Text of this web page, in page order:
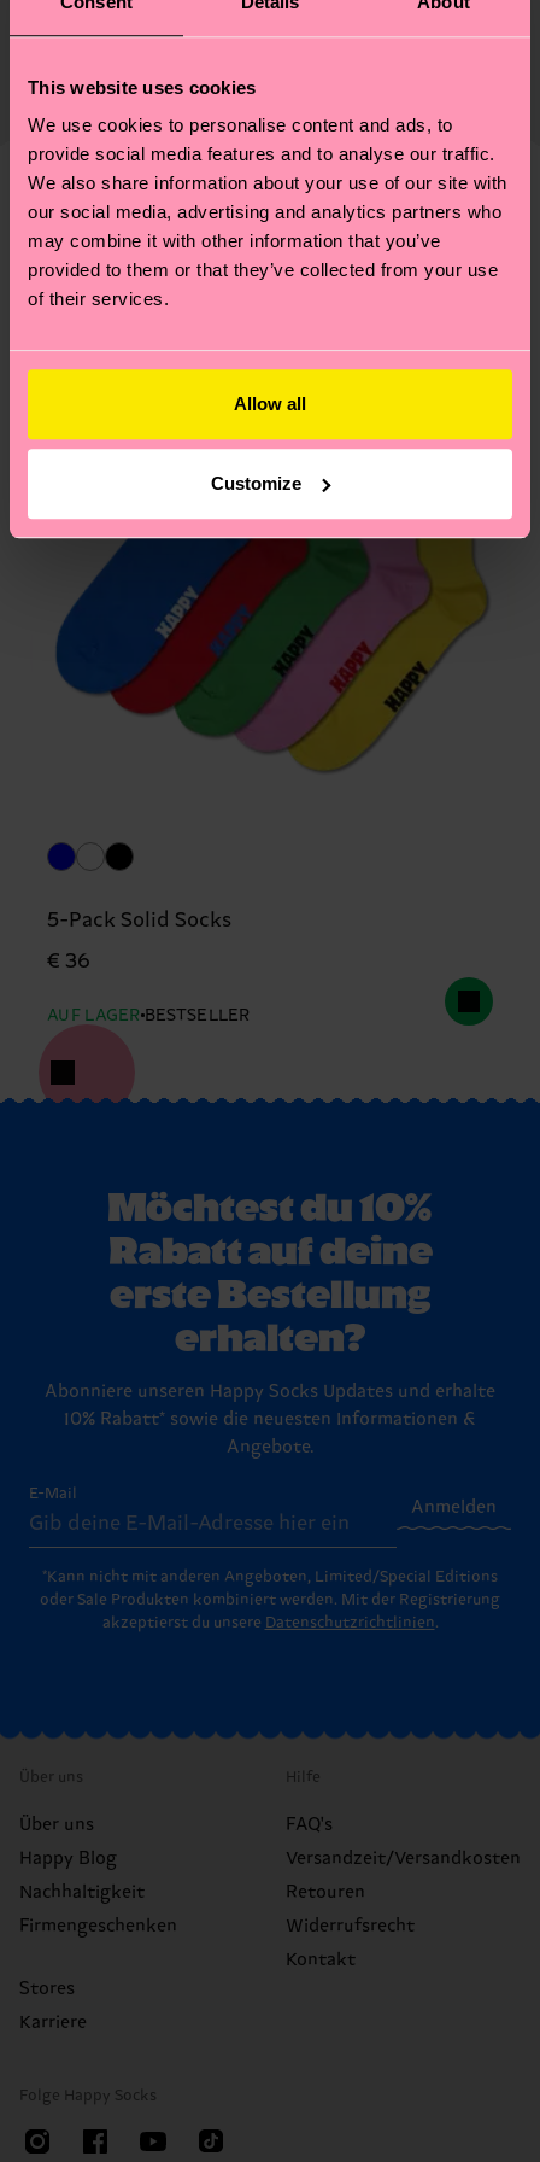
This website uses cookies
We use cookies to personalise content and ads, to
provide social media features and to analyse our traffic.
We also share information about your use of our site with
our social media, advertising and analytics partners who
may combine it with other information that you’ve
provided to them or that they’ve collected from your use
of their services.
Allow all
Customize
Nachhaltigkeit ist mehr als nur Qualität und
Lieferkette, die Reduzierung von Emissionen, die
Weitere Informationen sowie Tipps und Tricks
findest du auf unserer
Nachhaltigkeitsseite .
ab und unsere länderspezifische Versandübersicht
findest duhier . Die Lieferzeit beginnt sobald
deine Bestellung versandt wurde. Bitte bedenke,
dass es sich hierbei um einen Richtwert handelt
und die genaue Lieferzeit von der lokalen Post in
deinem Land abhängt.
Hilfebereich im ArtikelRetourenfindest du die
Ähnliche muster
5-Pack Solid Socks
€ 36
AUF LAGER BESTSELLER
Möchtest du 10%
Rabatt auf deine
erste Bestellung
erhalten?
Abonniere unseren Happy Socks Updates und erhalte
10% Rabatt* sowie die neuesten Informationen &
Angebote.
E-Mail
Anmelden
*Kann nicht mit anderen Angeboten, Limited/Special Editions
oder Sale Produkten kombiniert werden. Mit der Registrierung
akzeptierst du unsere Datenschutzrichtlinien.
Über uns
Über uns
Happy Blog
Nachhaltigkeit
Firmengeschenken
Stores
Karriere
Hilfe
FAQ's
Versandzeit/Versandkosten
Retouren
Widerrufsrecht
Kontakt
Folge Happy Socks